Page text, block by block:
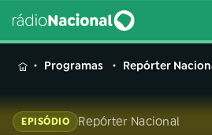
MENUProgramas Repórter
EPISÓDIO Repórter Nacional